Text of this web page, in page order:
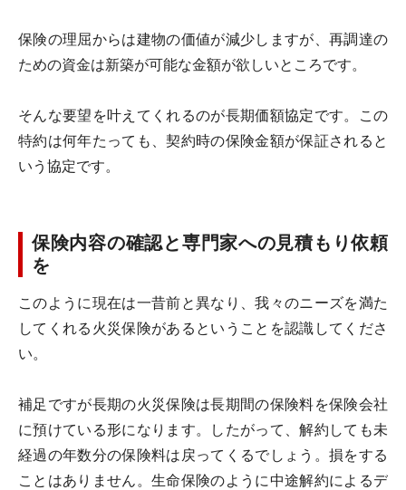
保険の理屈からは建物の価値が減少しますが、再調達の
ための資金は新築が可能な金額が欲しいところです。
そんな要望を叶えてくれるのが長期価額協定です。この
特約は何年たっても、契約時の保険金額が保証されると
いう協定です。
保険内容の確認と専門家への見積もり依頼
を
このように現在は一昔前と異なり、我々のニーズを満た
してくれる火災保険があるということを認識してくださ
い。
補足ですが長期の火災保険は長期間の保険料を保険会社
に預けている形になります。したがって、解約しても未
経過の年数分の保険料は戻ってくるでしょう。損をする
ことはありません。生命保険のように中途解約によるデ